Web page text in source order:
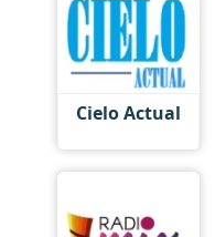
Cielo Actual